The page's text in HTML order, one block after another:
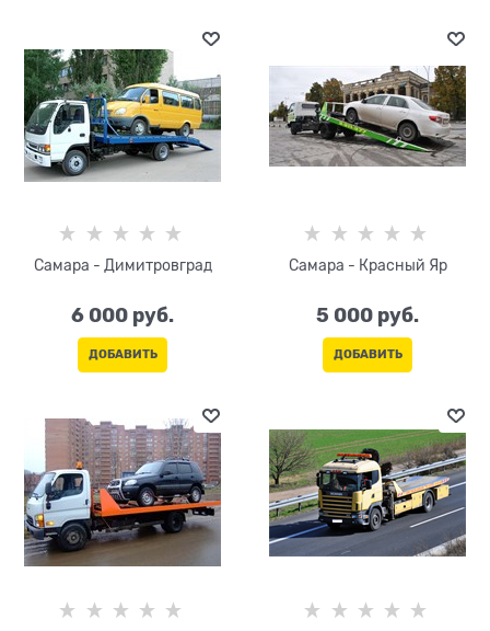
Самара - Димитровград
6 000 руб.
ДОБАВИТЬ
Самара - Красный Яр
5 000 руб.
ДОБАВИТЬ